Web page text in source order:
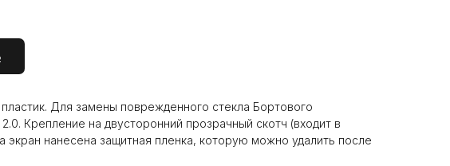
Для замены поврежденного стекла Бортового
Крепление на двусторонний прозрачный скотч (входит в
экран нанесена защитная пленка, которую можно удалить после